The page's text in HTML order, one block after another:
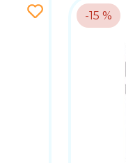
-15 %